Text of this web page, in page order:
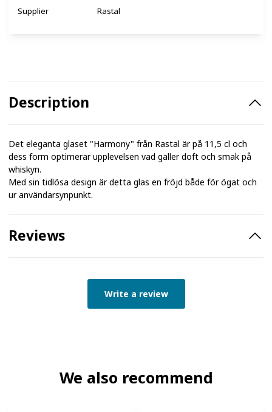
Supplier Rastal
Description
Det eleganta glaset "Harmony" från Rastal är på 11,5 cl och
dess form optimerar upplevelsen vad gäller doft och smak på
whiskyn.
Med sin tidlösa design är detta glas en fröjd både för ögat och
ur användarsynpunkt.
Reviews
Write a review
We also recommend